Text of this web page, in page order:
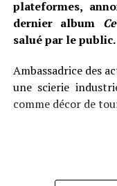
plateformes,
dernier album
salué par le public.
Ambassadrice des
une scierie
comme décor de